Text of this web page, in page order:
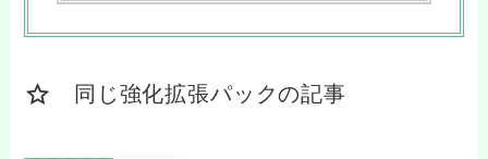
同じ強化拡張パックの記事